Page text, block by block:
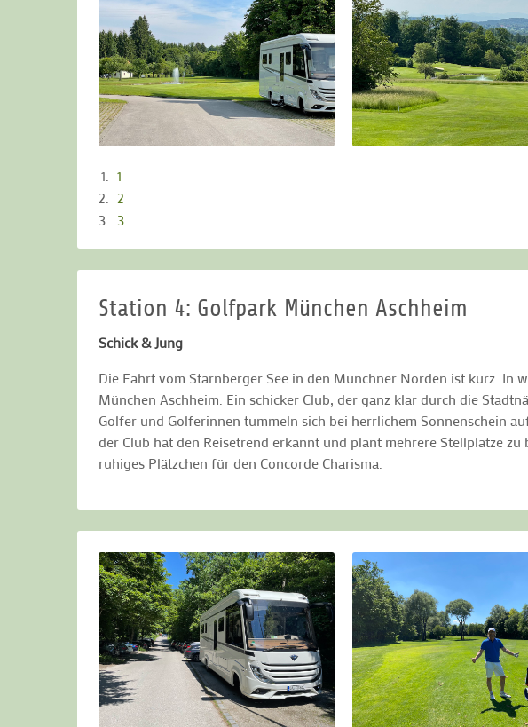
1
2
3
Station 4: Golfpark München Aschheim
Schick & Jung
Die Fahrt vom Starnberger See in den Münchner Norden ist kurz. In
München Aschheim. Ein schicker Club, der ganz klar durch die
Golfer und Golferinnen tummeln sich bei herrlichem Sonnenschein
der Club hat den Reisetrend erkannt und plant mehrere Stellplätze
ruhiges Plätzchen für den Concorde Charisma.